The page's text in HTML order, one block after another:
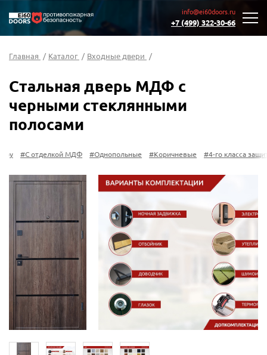
info@ei60doors.ru
+7 (499) 322-30-66
Главная / Каталог / Входные двери /
Стальная дверь МДФ с
черными стеклянными
полосами
#С отделкой МДФ #Однопольные #Коричневые #4-го класса защиты